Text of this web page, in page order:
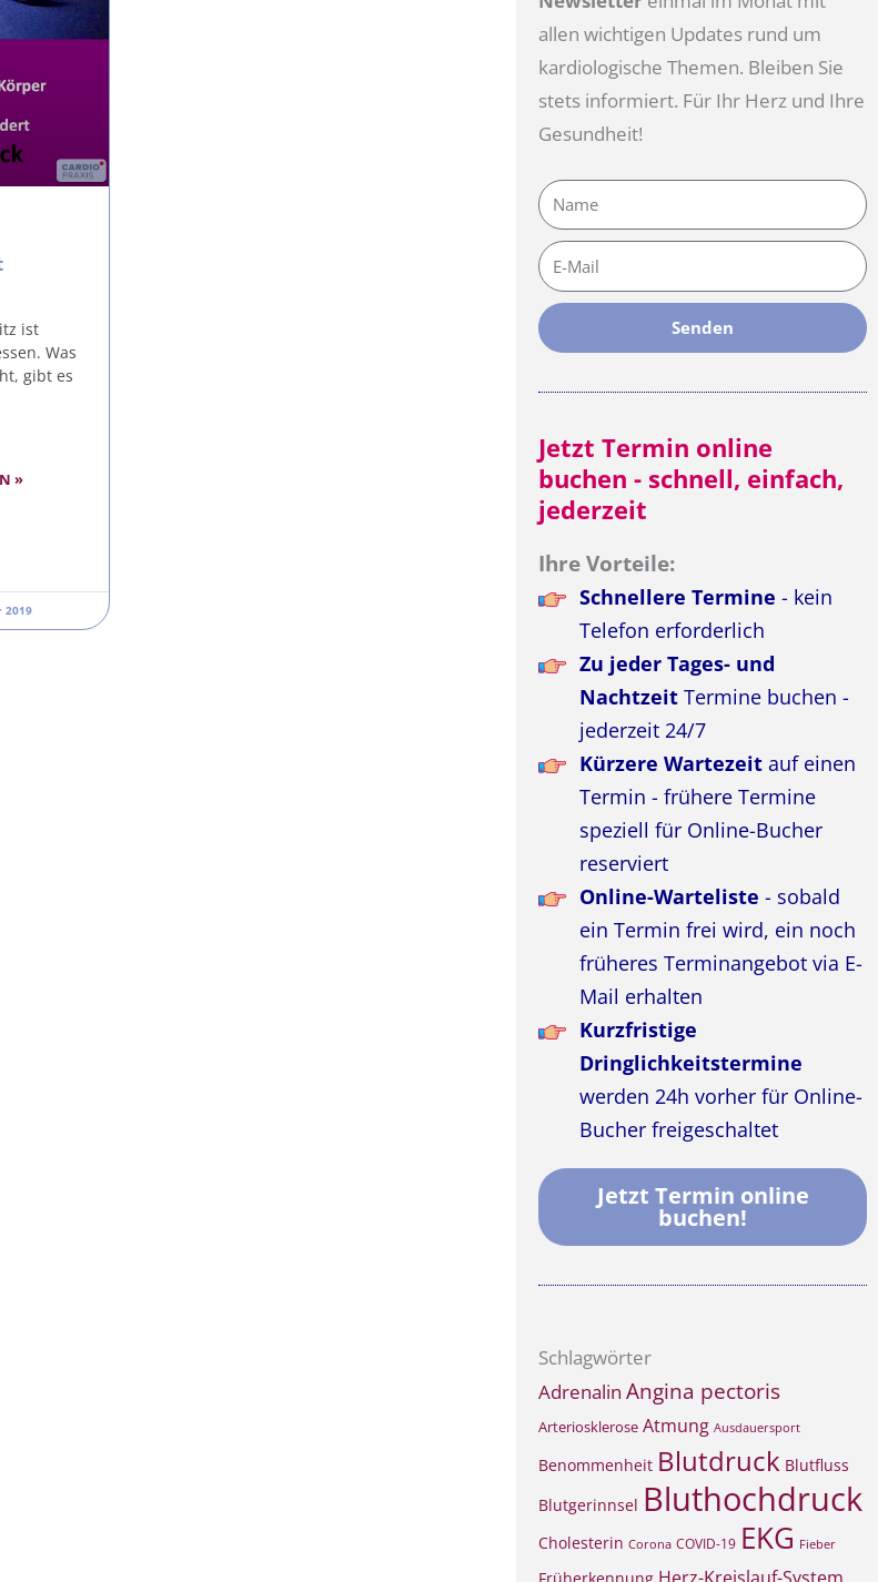
ist
Was
gibt es
»
2019
allen wichtigen Updates rund um
kardiologische Themen. Bleiben Sie
stets informiert. Für Ihr Herz und Ihre
Gesundheit!
Name
E-
Mail
Senden
Jetzt Termin online
buchen - schnell, einfach,
jederzeit
Ihre Vorteile:
Schnellere Termine - kein
Telefon erforderlich
Zu jeder Tages- und
NachtzeitTermine buchen -
jederzeit 24/7
Kürzere Wartezeitauf einen
Termin - frühere Termine
speziell für Online-Bucher
reserviert
Online-Warteliste - sobald
ein Termin frei wird, ein noch
früheres Terminangebot via E-
Mail erhalten
Kurzfristige
Dringlichkeitstermine
werden 24h vorher für Online-
Bucher freigeschaltet
Jetzt Termin online
buchen!
Schlagwörter
Adrenalin Angina pectoris
Arteriosklerose Atmung Ausdauersport
Benommenheit Blutdruck Blutfluss
Blutgerinnsel Bluthochdruck
Cholesterin Corona COVID-19 EKG Fieber